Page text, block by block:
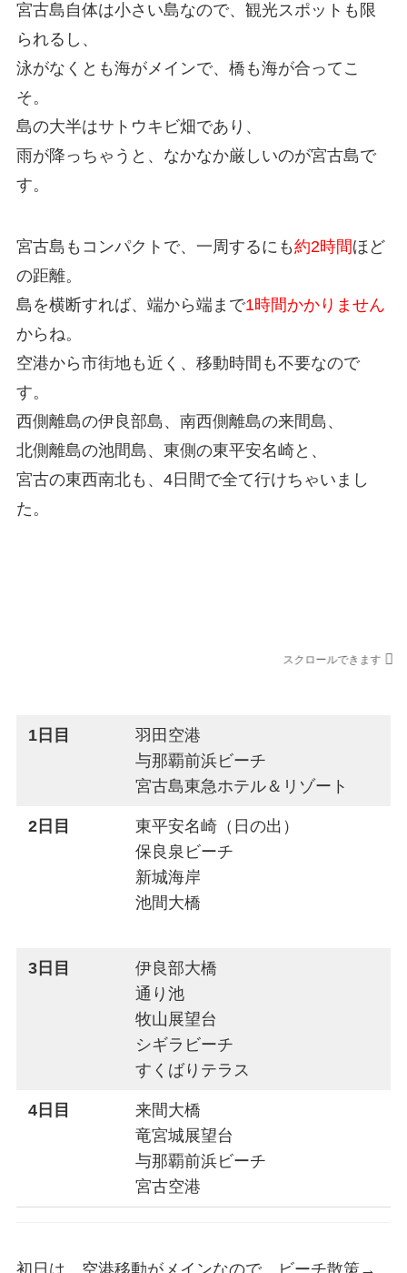
宮古島自体は小さい島なので、観光スポットも限
られるし、
泳がなくとも海がメインで、橋も海が合ってこ
そ。
島の大半はサトウキビ畑であり、
雨が降っちゃうと、なかなか厳しいのが宮古島で
す。
宮古島もコンパクトで、一周するにも約2時間ほど
の距離。
島を横断すれば、端から端まで1時間かかりません
からね。
空港から市街地も近く、移動時間も不要なので
す。
西側離島の伊良部島、南西側離島の来間島、
北側離島の池間島、東側の東平安名崎と、
宮古の東西南北も、4日間で全て行けちゃいまし
た。
スクロールできます
1日目
羽田空港
与那覇前浜ビーチ
宮古島東急ホテル＆リゾート
2日目
東平安名崎（日の出）
保良泉ビーチ
新城海岸
池間大橋
3日目
伊良部大橋
通り池
牧山展望台
シギラビーチ
すくばりテラス
4日目
来間大橋
竜宮城展望台
与那覇前浜ビーチ
宮古空港